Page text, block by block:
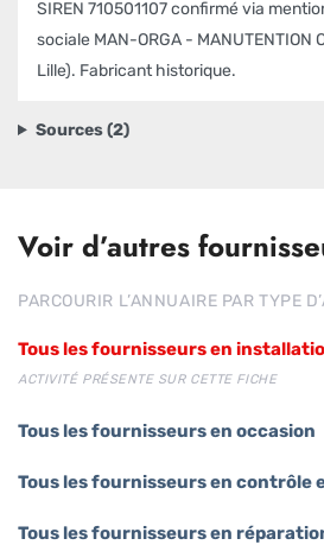
SIREN 710501107 confirmé via
sociale MAN-ORGA - MANUTENTION
Lille). Fabricant historique.
Sources (2)
Voir d’autres
PARCOURIR L’ANNUAIRE PAR TYPE
Tous les fournisseurs en
ACTIVITÉ PRÉSENTE SUR CETTE FICHE
Tous les fournisseurs en occasion
Tous les fournisseurs en contrôle
Tous les fournisseurs en